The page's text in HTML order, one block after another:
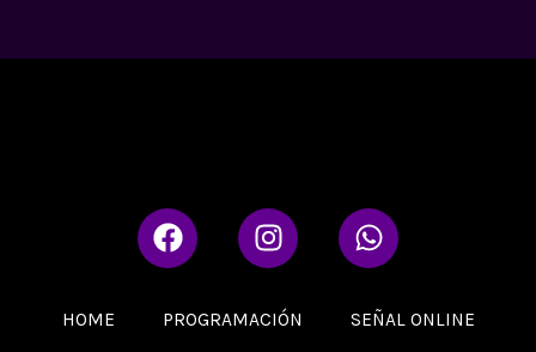
F
a
e
I
n
t
W
h
t
HOME PROGRAMACIÓN SEÑAL ONLINE